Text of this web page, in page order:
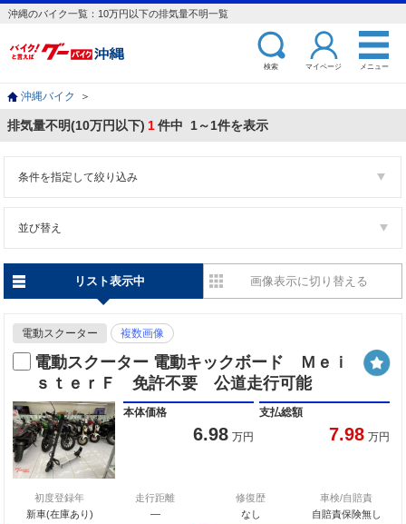
沖縄のバイク一覧：10万円以下の排気量不明一覧
検索 マイページ メニュー
沖縄バイク ＞
排気量不明(10万円以下) 1件中 1～1件を表示
条件を指定して絞り込み
並び替え
リスト表示中 画像表示に切り替える
電動スクーター 複数画像
電動スクーター 電動キックボード Ｍｅｉ
ｓｔｅｒＦ 免許不要 公道走行可能
本体価格
6.98 万円
支払総額
7.98 万円
初度登録年
新車(在庫あり)
走行距離
―
修復歴
なし
車検/自賠責
自賠責保険無し